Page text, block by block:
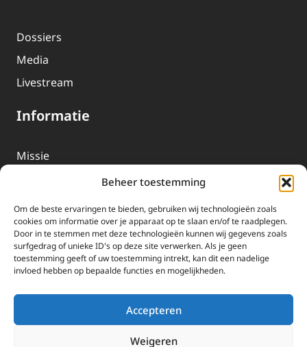
Beheer toestemming
Om de beste ervaringen te bieden, gebruiken wij technologieën zoals
cookies om informatie over je apparaat op te slaan en/of te raadplegen.
Door in te stemmen met deze technologieën kunnen wij gegevens zoals
surfgedrag of unieke ID's op deze site verwerken. Als je geen
toestemming geeft of uw toestemming intrekt, kan dit een nadelige
invloed hebben op bepaalde functies en mogelijkheden.
Accepteren
Weigeren
Dossiers
Media
Livestream
Informatie
Missie
EWTN-Team
Organisatiegegevens
Doneren
EWTN wordt uitsluitend gefinancierd door uw donaties.
Wij ontvangen bewust geen advertentie-inkomsten of